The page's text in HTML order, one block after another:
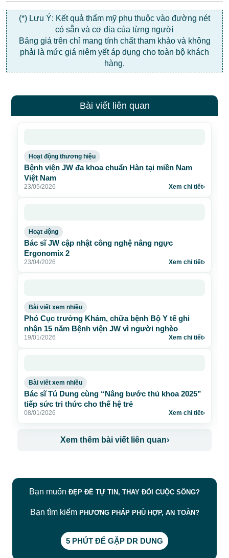
(*) Lưu Ý: Kết quả thẩm mỹ phụ thuộc vào đường nét
có sẵn và cơ địa của từng người
Bảng giá trên chỉ mang tính chất tham khảo và không
phải là mức giá niêm yết áp dụng cho toàn bộ khách
hàng.
Bài viết liên quan
Hoạt động thương hiệu
Bệnh viện JW đa khoa chuẩn Hàn tại miền Nam
Việt Nam
23/05/2026 Xem chi tiết›
Hoạt động
Bác sĩ JW cập nhật công nghệ nâng ngực
Ergonomix 2
23/04/2026 Xem chi tiết›
Bài viết xem nhiều
Phó Cục trưởng Khám, chữa bệnh Bộ Y tế ghi
nhận 15 năm Bệnh viện JW vì người nghèo
19/01/2026 Xem chi tiết›
Bài viết xem nhiều
Bác sĩ Tú Dung cùng “Nâng bước thủ khoa 2025”
tiếp sức tri thức cho thế hệ trẻ
08/01/2026 Xem chi tiết›
Xem thêm bài viết liên quan›
Bạn muốn ĐẸP ĐỂ TỰ TIN, THAY ĐỔI CUỘC SỐNG?
Bạn tìm kiếm PHƯƠNG PHÁP PHÙ HỢP, AN TOÀN?
5 PHÚT ĐỂ GẶP DR DUNG